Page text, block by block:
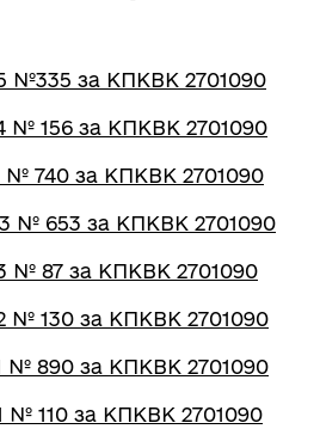
№335 за КПКВК 2701090
№ 156 за КПКВК 2701090
№ 740 за КПКВК 2701090
№ 653 за КПКВК 2701090
№ 87 за КПКВК 2701090
№ 130 за КПКВК 2701090
№ 890 за КПКВК 2701090
№ 110 за КПКВК 2701090